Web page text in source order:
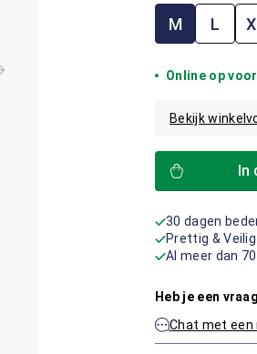
M L
Online op
Bekijk
In
30 dagen
Prettig &
Al meer dan
Heb je een
Chat met een